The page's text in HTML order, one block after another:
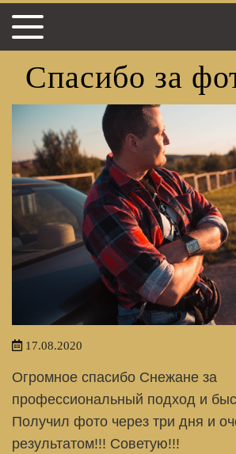
Спасибо за
17.08.2020
Огромное спасибо Снежане за
профессиональный подход и
Получил фото через три дня и
результатом!!! Советую!!!